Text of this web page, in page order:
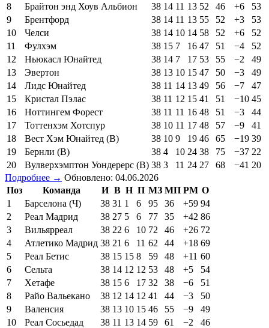
8
Брайтон энд Хоув Альбион 38 14 11 13 52 46 +6
53
9
Брентфорд 38 14 11 13 55 52 +3
53
10
Челси 38 14 10 14 58 52 +6
52
11
Фулхэм 38 15 7 16 47 51 −4
52
12
Ньюкасл Юнайтед 38 14 7 17 53 55 −2
49
13
Эвертон 38 13 10 15 47 50 −3
49
14
Лидс Юнайтед 38 11 14 13 49 56 −7
47
15
Кристал Пэлас 38 11 12 15 41 51 −10 45
16
Ноттингем Форест 38 11 11 16 48 51 −3
44
17
Тоттенхэм Хотспур 38 10 11 17 48 57 −9
41
18
Вест Хэм Юнайтед (В) 38 10 9 19 46 65 −19 39
19
Бернли (В) 38 4 10 24 38 75 −37 22
20
Вулверхэмптон Уондерерс (В) 38 3 11 24 27 68 −41 20
Подробнее → Обновлено: 04.06.2026
Поз
Команда И В Н П МЗ МП РМ О
1
Барселона (Ч) 38 31 1 6 95 36 +59 94
2
Реал Мадрид 38 27 5 6 77 35 +42 86
3
Вильярреал 38 22 6 10 72 46 +26 72
4
Атлетико Мадрид 38 21 6 11 62 44 +18 69
5
Реал Бетис 38 15 15 8 59 48 +11 60
6
Сельта 38 14 12 12 53 48 +5
54
7
Хетафе 38 15 6 17 32 38 −6
51
8
Райо Вальекано 38 12 14 12 41 44 −3
50
9
Валенсия 38 13 10 15 46 55 −9
49
10
Реал Сосьедад 38 11 13 14 59 61 −2
46